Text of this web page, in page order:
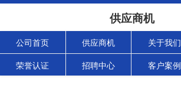
供应商机
公司首页 供应商机 关于我们
荣誉认证 招聘中心 客户案例